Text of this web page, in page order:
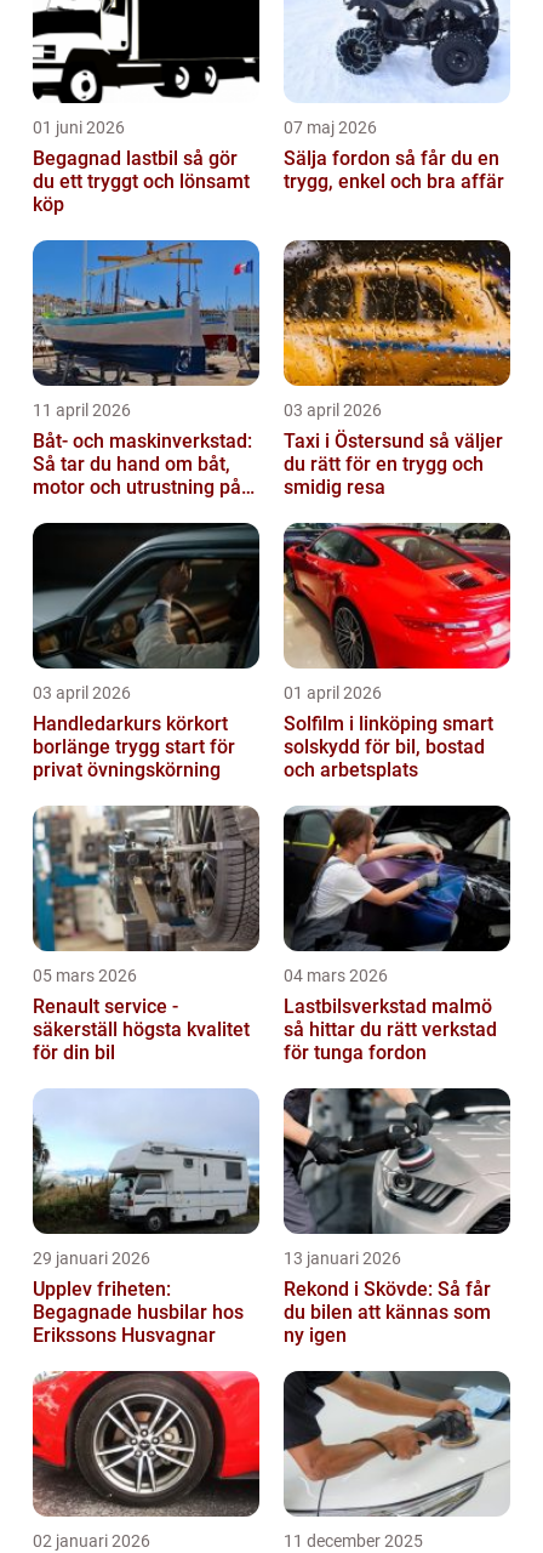
01 juni 2026
Begagnad lastbil så gör
du ett tryggt och lönsamt
köp
07 maj 2026
Sälja fordon så får du en
trygg, enkel och bra affär
11 april 2026
Båt- och maskinverkstad:
Så tar du hand om båt,
motor och utrustning på
03 april 2026
Taxi i Östersund så väljer
du rätt för en trygg och
smidig resa
03 april 2026
Handledarkurs körkort
borlänge trygg start för
privat övningskörning
01 april 2026
Solfilm i linköping smart
solskydd för bil, bostad
och arbetsplats
05 mars 2026
Renault service -
säkerställ högsta kvalitet
för din bil
04 mars 2026
Lastbilsverkstad malmö
så hittar du rätt verkstad
för tunga fordon
29 januari 2026
Upplev friheten:
Begagnade husbilar hos
Erikssons Husvagnar
13 januari 2026
Rekond i Skövde: Så får
du bilen att kännas som
ny igen
02 januari 2026 11 december 2025